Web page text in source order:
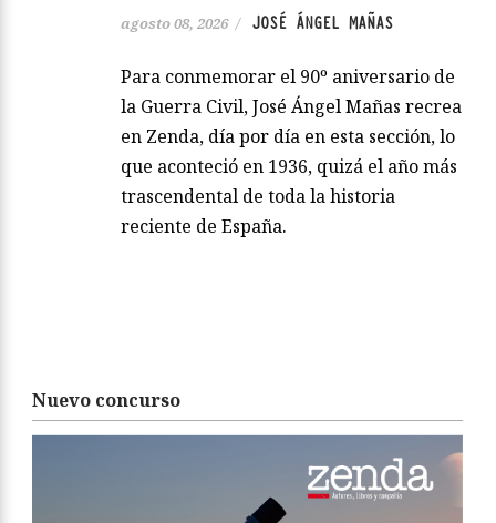
agosto 08, 2026 / JOSÉ ÁNGEL MAÑAS
Para conmemorar el 90º aniversario de
la Guerra Civil, José Ángel Mañas recrea
en Zenda, día por día en esta sección, lo
que aconteció en 1936, quizá el año más
trascendental de toda la historia
reciente de España.
Nuevo concurso